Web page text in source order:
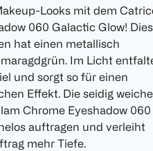
Looks mit dem
060 Galactic Glow!
hat einen metallisch
Im Licht
und sorgt so für einen
Effekt. Die seidig weiche
Chrome Eyeshadow 060
auftragen und verleiht
mehr Tiefe.